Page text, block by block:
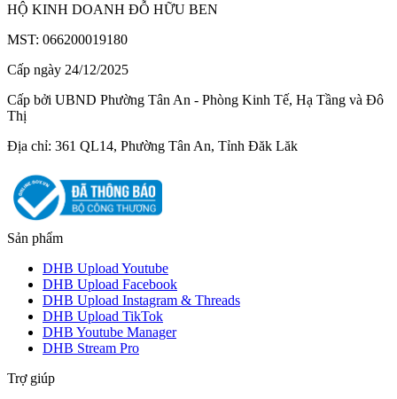
HỘ KINH DOANH ĐỖ HỮU BEN
MST: 066200019180
Cấp ngày 24/12/2025
Cấp bởi UBND Phường Tân An - Phòng Kinh Tế, Hạ Tầng và Đô
Thị
Địa chỉ: 361 QL14, Phường Tân An, Tỉnh Đăk Lăk
Sản phẩm
DHB Upload Youtube
DHB Upload Facebook
DHB Upload Instagram & Threads
DHB Upload TikTok
DHB Youtube Manager
DHB Stream Pro
Trợ giúp